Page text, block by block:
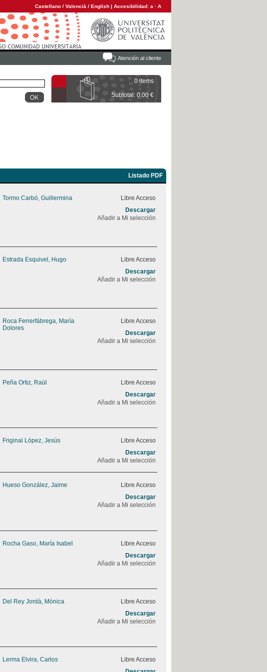
Castellano / Valencià / English | Accesibilidad: a · A
Atención al cliente
0 items
Subtotal: 0,00 €
Listado PDF
Tormo Carbó, Guillermina
Libre Acceso
Descargar
Añadir a Mi selección
Estrada Esquivel, Hugo
Libre Acceso
Descargar
Añadir a Mi selección
Roca Ferrerfábrega, María
Dolores
Libre Acceso
Descargar
Añadir a Mi selección
Peña Ortiz, Raúl
Libre Acceso
Descargar
Añadir a Mi selección
Friginal López, Jesús
Libre Acceso
Descargar
Añadir a Mi selección
Hueso González, Jaime
Libre Acceso
Descargar
Añadir a Mi selección
Rocha Gaso, María Isabel
Libre Acceso
Descargar
Añadir a Mi selección
Del Rey Jordà, Mònica
Libre Acceso
Descargar
Añadir a Mi selección
Lerma Elvira, Carlos
Libre Acceso